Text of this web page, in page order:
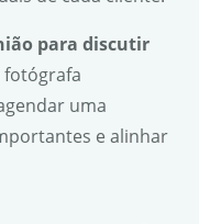
para discutir
fotógrafa
uma
e alinhar